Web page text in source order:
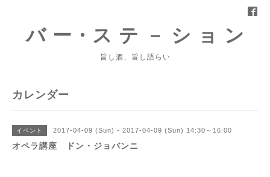
バ ー・ス テ － シ ョ ン
旨し酒、旨し語らい
カレンダー
イベント 2017-04-09 (Sun) - 2017-04-09 (Sun) 14:30～16:00
オペラ講座 ドン・ジョバンニ